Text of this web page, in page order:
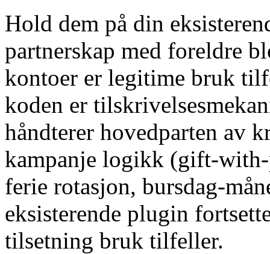
Hold dem på din
partnerskap med foreldre
kontoer er legitime bruk
koden er
håndterer hovedparten av
kampanje logikk (gift-
ferie rotasjon, bursdag-
eksisterende plugin
tilsetning bruk tilfeller.